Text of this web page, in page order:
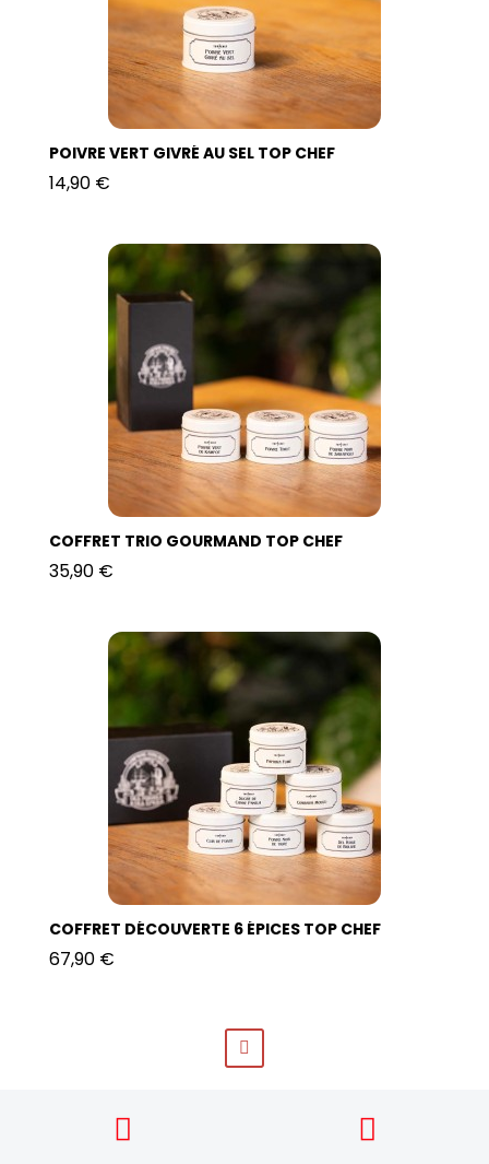
POIVRE VERT GIVRÉ AU SEL TOP CHEF
14,90 €
COFFRET TRIO GOURMAND TOP CHEF
35,90 €
COFFRET DÉCOUVERTE 6 ÉPICES TOP CHEF
67,90 €